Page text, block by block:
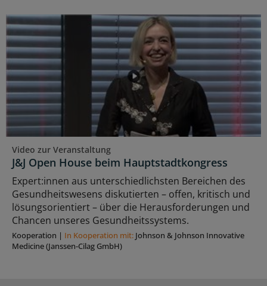
Video zur Veranstaltung
J&J Open House beim Hauptstadtkongress
Expert:innen aus unterschiedlichsten Bereichen des
Gesundheitswesens diskutierten – offen, kritisch und
lösungsorientiert – über die Herausforderungen und
Chancen unseres Gesundheitssystems.
Kooperation | In Kooperation mit: Johnson & Johnson Innovative
Medicine (Janssen-Cilag GmbH)